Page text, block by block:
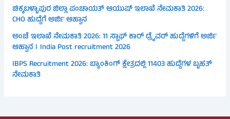
ಚಿಕ್ಕಬಳ್ಳಾಪುರ ಜಿಲ್ಲಾ ಪಂಚಾಯತ್ ಆಯುಷ್ ಇಲಾಖೆ ನೇಮಕಾತಿ 2026:
CHO ಹುದ್ದೆಗೆ ಅರ್ಜಿ ಆಹ್ವಾನ
ಅಂಚೆ ಇಲಾಖೆ ನೇಮಕಾತಿ 2026: 11 ಸ್ಟಾಫ್ ಕಾರ್ ಡ್ರೈವರ್ ಹುದ್ದೆಗಳಿಗೆ ಅರ್ಜಿ
ಆಹ್ವಾನ । India Post recruitment 2026
IBPS Recruitment 2026: ಬ್ಯಾಂಕಿಂಗ್ ಕ್ಷೇತ್ರದಲ್ಲಿ 11403 ಹುದ್ದೆಗಳ ಬೃಹತ್
ನೇಮಕಾತಿ